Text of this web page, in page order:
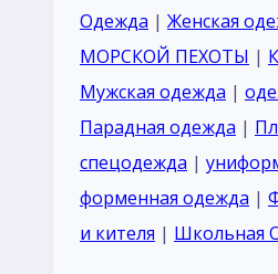
стойка
с
галуном
Одежда | Женская
МОРСКОЙ ПЕХОТЫ |
Мужская одежда |
Парадная одежда |
спецодежда |
форменная одежда |
и кителя | Школьная